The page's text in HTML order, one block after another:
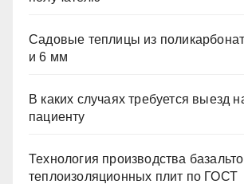
Садовые теплицы из
и 6 мм
В каких случаях требуется выезд
пациенту
Технология производства
теплоизоляционных плит по ГОСТ